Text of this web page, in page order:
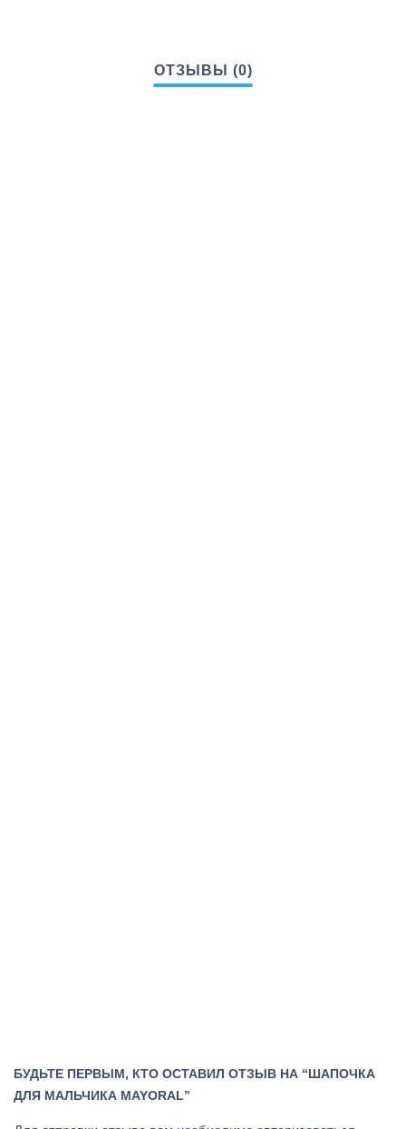
БУДЬТЕ ПЕРВЫМ, КТО ОСТАВИЛ ОТЗЫВ НА “ШАПОЧКА
ДЛЯ МАЛЬЧИКА MAYORAL”